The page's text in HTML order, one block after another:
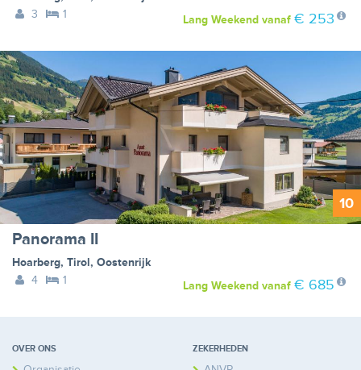
3
1 Lang Weekendvanaf € 253
10
Panorama II
Hoarberg, Tirol, Oostenrijk
4
1 Lang Weekendvanaf € 685
OVER ONS ZEKERHEDEN